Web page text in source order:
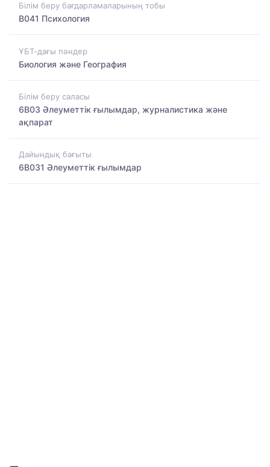
Білім беру бағдарламаларының тобы
B041 Психология
ҰБТ-дағы пәндер
Биология және География
Білім беру саласы
6B03 Әлеуметтік ғылымдар, журналистика және
ақпарат
Дайындық бағыты
6B031 Әлеуметтік ғылымдар